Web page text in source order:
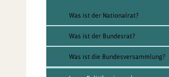
Was ist der Nationalrat?
Was ist der Bundesrat?
Was ist die Bundesversammlung?